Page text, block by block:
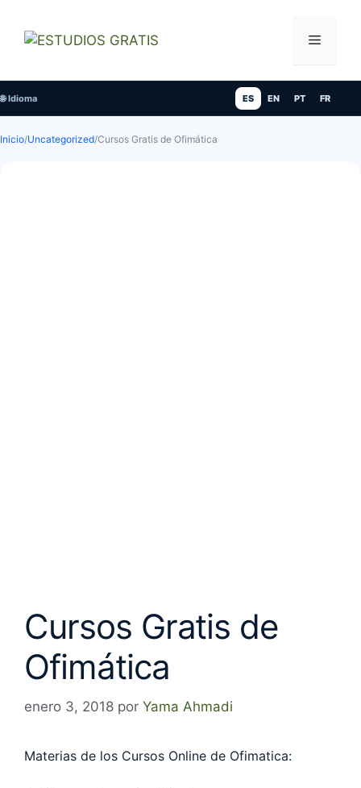
contenido
Menú
🌐 Idioma ES EN PT FR
Inicio/Uncategorized/Cursos Gratis de Ofimática
Cursos Gratis de
Ofimática
enero 3, 2018 por Yama Ahmadi
Materias de los Cursos Online de Ofimatica: